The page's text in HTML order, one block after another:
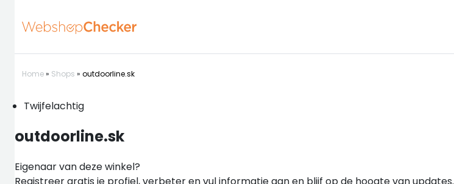
Home» Shops » outdoorline.sk
Twijfelachtig
outdoorline.sk
Eigenaar van deze winkel?
Registreer gratis je profiel, verbeter en vul informatie aan en blijf op de hoogte van updates.